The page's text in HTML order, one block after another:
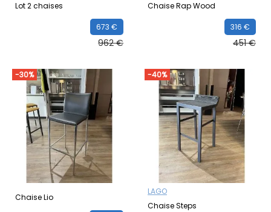
Lot 2 chaises
673 €
962 €
Chaise Rap Wood
316 €
451 €
-30%
Chaise Lio
-40%
LAGO
Chaise Steps